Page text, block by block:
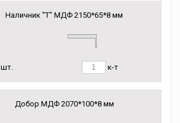
Наличник "Т" МДФ 2150*65*8 мм
шт. к-т
Добор МДФ 2070*100*8 мм